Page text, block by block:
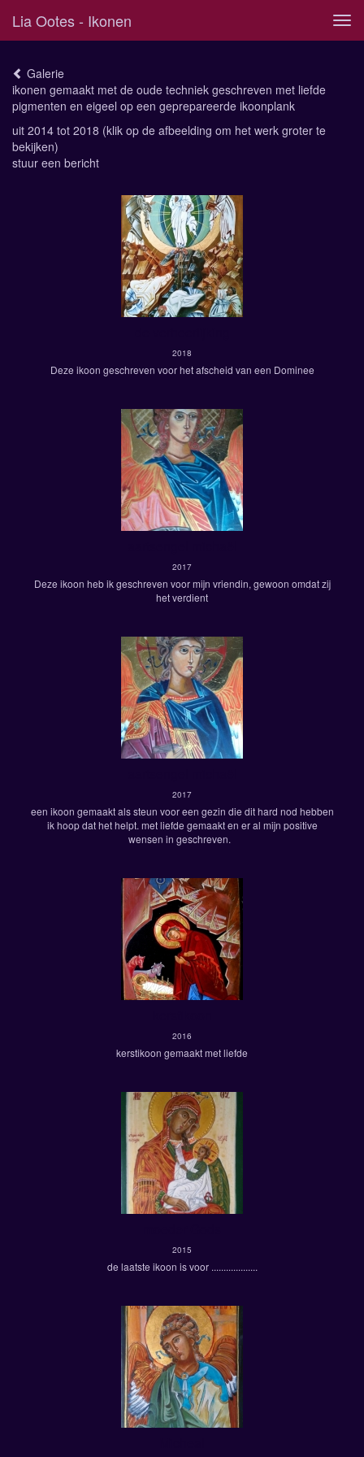
Lia Ootes - Ikonen
Galerie
ikonen gemaakt met de oude techniek geschreven met liefde
pigmenten en eigeel op een geprepareerde ikoonplank
uit 2014 tot 2018 (klik op de afbeelding om het werk groter te
bekijken)
stuur een bericht
2018
Deze ikoon geschreven voor het afscheid van een Dominee
2017
Deze ikoon heb ik geschreven voor mijn vriendin, gewoon omdat zij
het verdient
2017
een ikoon gemaakt als steun voor een gezin die dit hard nod hebben
ik hoop dat het helpt. met liefde gemaakt en er al mijn positive
wensen in geschreven.
2016
kerstikoon gemaakt met liefde
2015
de laatste ikoon is voor ...................